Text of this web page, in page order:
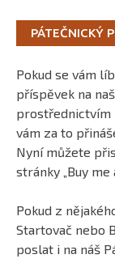
PÁTEČNICKÝ
Pokud se vám
příspěvek na
prostřednictvím
vám za to
Nyní můžete
stránky „Buy me
Pokud z
Startovač nebo
poslat i na náš